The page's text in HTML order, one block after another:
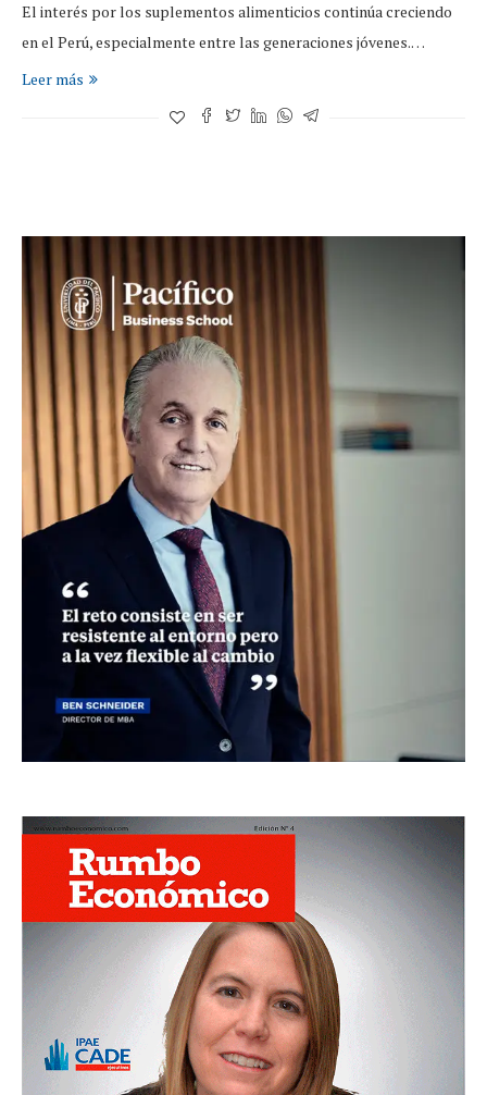
El interés por los suplementos alimenticios continúa creciendo
en el Perú, especialmente entre las generaciones jóvenes.…
Leer más